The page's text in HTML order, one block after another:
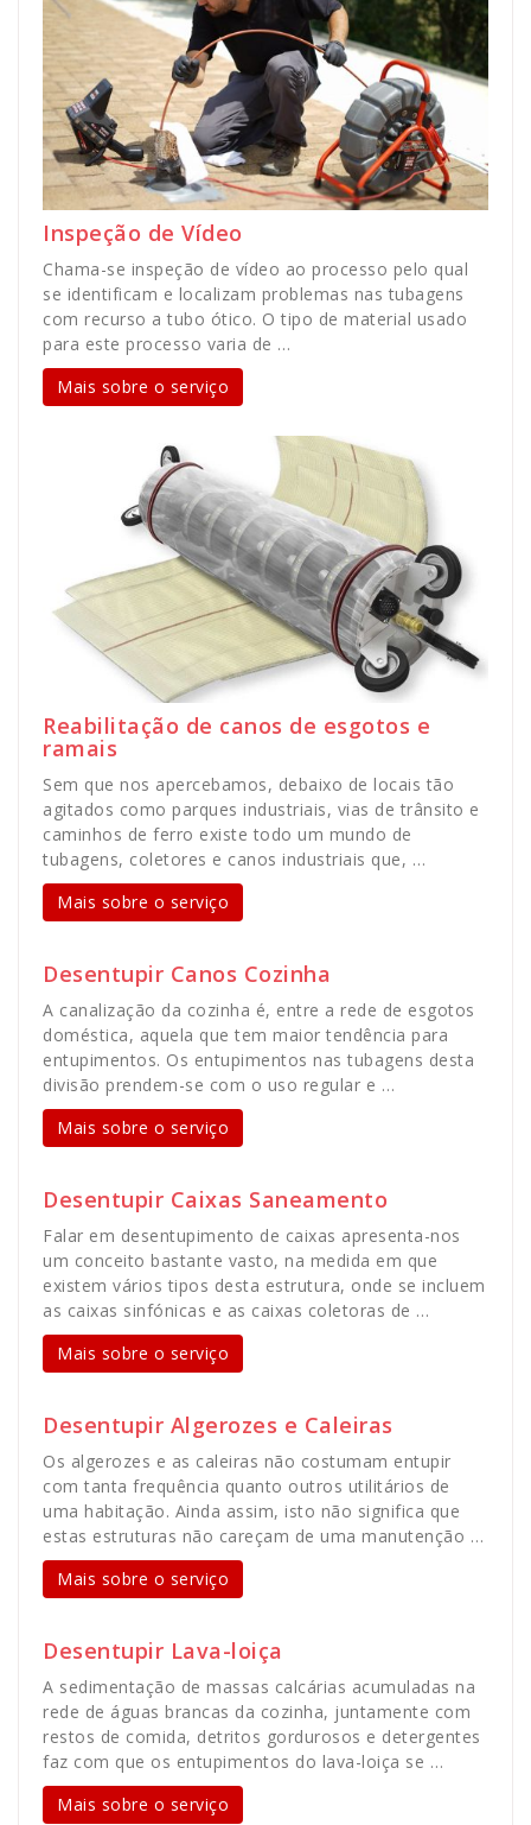
Inspeção de Vídeo
Chama-se inspeção de vídeo ao processo pelo qual
se identificam e localizam problemas nas tubagens
com recurso a tubo ótico. O tipo de material usado
para este processo varia de …
Mais sobre o serviço
Reabilitação de canos de esgotos e
ramais
Sem que nos apercebamos, debaixo de locais tão
agitados como parques industriais, vias de trânsito e
caminhos de ferro existe todo um mundo de
tubagens, coletores e canos industriais que, …
Mais sobre o serviço
Desentupir Canos Cozinha
A canalização da cozinha é, entre a rede de esgotos
doméstica, aquela que tem maior tendência para
entupimentos. Os entupimentos nas tubagens desta
divisão prendem-se com o uso regular e …
Mais sobre o serviço
Desentupir Caixas Saneamento
Falar em desentupimento de caixas apresenta-nos
um conceito bastante vasto, na medida em que
existem vários tipos desta estrutura, onde se incluem
as caixas sinfónicas e as caixas coletoras de …
Mais sobre o serviço
Desentupir Algerozes e Caleiras
Os algerozes e as caleiras não costumam entupir
com tanta frequência quanto outros utilitários de
uma habitação. Ainda assim, isto não significa que
estas estruturas não careçam de uma manutenção …
Mais sobre o serviço
Desentupir Lava-loiça
A sedimentação de massas calcárias acumuladas na
rede de águas brancas da cozinha, juntamente com
restos de comida, detritos gordurosos e detergentes
faz com que os entupimentos do lava-loiça se …
Mais sobre o serviço